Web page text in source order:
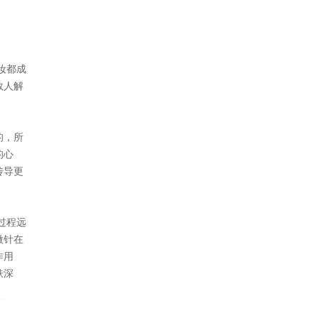
都成
人解
，所
心
导更
程远
针在
用
深